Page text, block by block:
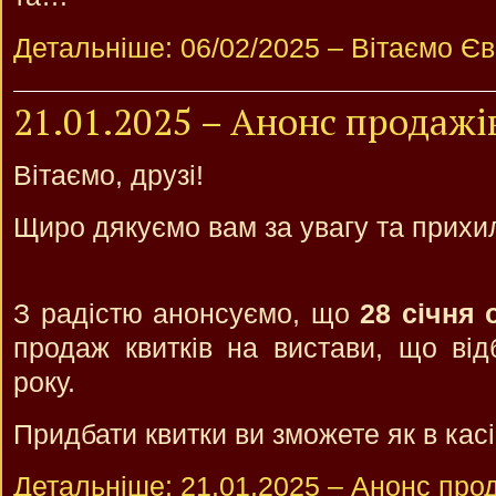
Детальніше: 06/02/2025 – Вітаємо
21.01.2025 – Анонс
Вітаємо, друзі!
Щиро дякуємо вам за увагу та
З радістю анонсуємо, що28 січня
продаж квитків на вистави, що
року.
Придбати квитки ви зможете як в
Детальніше: 21.01.2025 – Анонс